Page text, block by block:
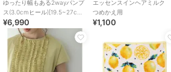
ゆったり幅もある2wayパンプ
ス(3.0cmヒール)[19.5~27cm]
ラクチンきれいシューズ
¥6,990
エッセンスインヘアミルク
つめかえ用
¥1,100